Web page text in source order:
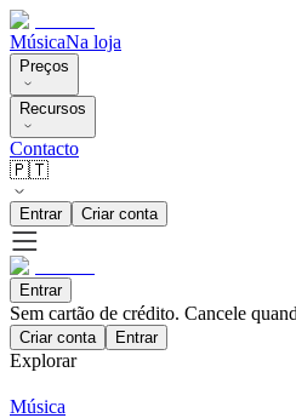
MúsicaNa loja
Preços
Recursos
Contacto
🇵🇹
Entrar Criar conta
Entrar
Sem cartão de crédito. Cancele
Criar conta Entrar
Explorar
Música